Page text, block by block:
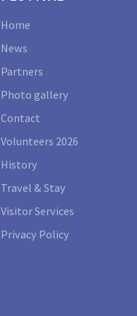
Home
News
Partners
Photo gallery
Contact
Volunteers 2026
History
Travel & Stay
Visitor Services
Privacy Policy